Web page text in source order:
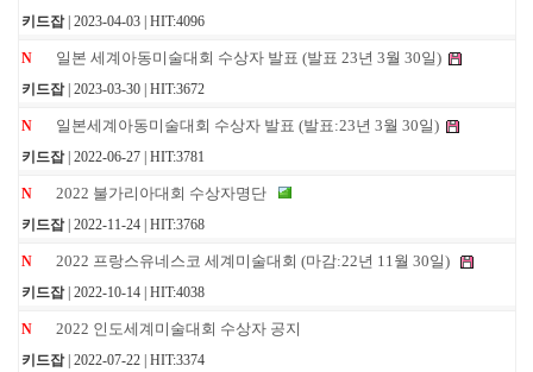
키드잡| 2023-04-03 | HIT:4096
N 일본 세계아동미술대회 수상자 발표 (발표 23년 3월 30일)
키드잡| 2023-03-30 | HIT:3672
N 일본세계아동미술대회 수상자 발표 (발표:23년 3월 30일)
키드잡| 2022-06-27 | HIT:3781
N 2022 불가리아대회 수상자명단
키드잡| 2022-11-24 | HIT:3768
N 2022 프랑스유네스코 세계미술대회 (마감:22년 11월 30일)
키드잡| 2022-10-14 | HIT:4038
N 2022 인도세계미술대회 수상자 공지
키드잡| 2022-07-22 | HIT:3374